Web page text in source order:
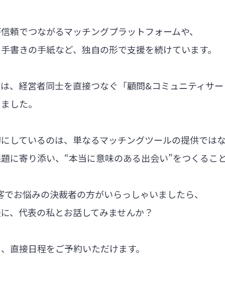
頼でつながるマッチングプラットフォームや、
書きの手紙など、独自の形で支援を続けています。
、経営者同士を直接つなぐ「顧問&コミュニティサ
した。
しているのは、単なるマッチングツールの提供では
に寄り添い、“本当に意味のある出会い”をつくるこ
お悩みの決裁者の方がいらっしゃいましたら、
、代表の私とお話してみませんか？
直接日程をご予約いただけます。